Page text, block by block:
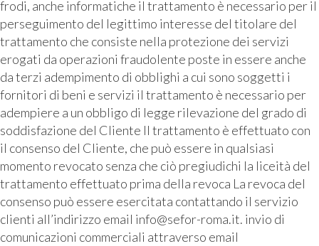
frodi, anche informatiche il trattamento è necessario per il
perseguimento del legittimo interesse del titolare del
trattamento che consiste nella protezione dei servizi
erogati da operazioni fraudolente poste in essere anche
da terzi adempimento di obblighi a cui sono soggetti i
fornitori di beni e servizi il trattamento è necessario per
adempiere a un obbligo di legge rilevazione del grado di
soddisfazione del Cliente Il trattamento è effettuato con
il consenso del Cliente, che può essere in qualsiasi
momento revocato senza che ciò pregiudichi la liceità del
trattamento effettuato prima della revoca La revoca del
consenso può essere esercitata contattando il servizio
clienti all’indirizzo email info@sefor-roma.it. invio di
comunicazioni commerciali attraverso email